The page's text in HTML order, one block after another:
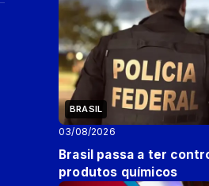
BRASIL
03/08/2026
Brasil passa a ter
produtos químicos